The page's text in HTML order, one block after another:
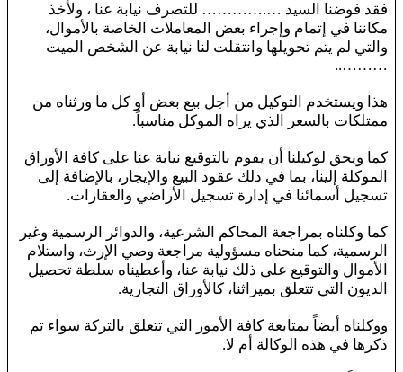
فقد فوضنا السيد ….………… للتصرف نيابة عنا ، ولأخذ
مكاننا في إتمام وإجراء بعض المعاملات الخاصة بالأموال،
والتي لم يتم تحويلها وانتقلت لنا نيابة عن الشخص الميت
………..
هذا ويستخدم التوكيل من أجل بيع بعض أو كل ما ورثناه من
ممتلكات بالسعر الذي يراه الموكل مناسباً.
كما ويحق لوكيلنا أن يقوم بالتوقيع نيابة عنا على كافة الأوراق
الموكلة إلينا، بما في ذلك عقود البيع والإيجار، بالإضافة إلى
تسجيل أسمائنا في إدارة تسجيل الأراضي والعقارات.
كما وكلناه بمراجعة المحاكم الشرعية، والدوائر الرسمية وغير
الرسمية، كما منحناه مسؤولية مراجعة وصي الإرث، واستلام
الأموال والتوقيع على ذلك نيابة عنا، وأعطيناه سلطة تحصيل
الديون التي تتعلق بميراثنا، كالأوراق التجارية.
ووكلناه أيضاً بمتابعة كافة الأمور التي تتعلق بالتركة سواء تم
ذكرها في هذه الوكالة أم لا.